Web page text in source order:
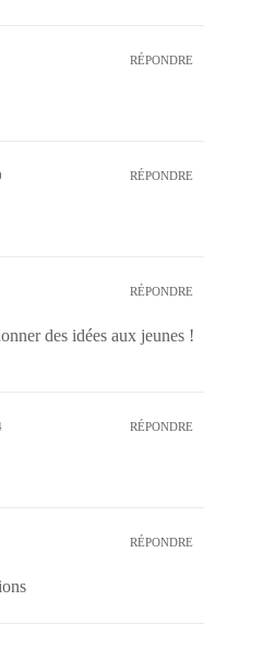
RÉPONDRE
RÉPONDRE
RÉPONDRE
des idées aux jeunes !
RÉPONDRE
RÉPONDRE